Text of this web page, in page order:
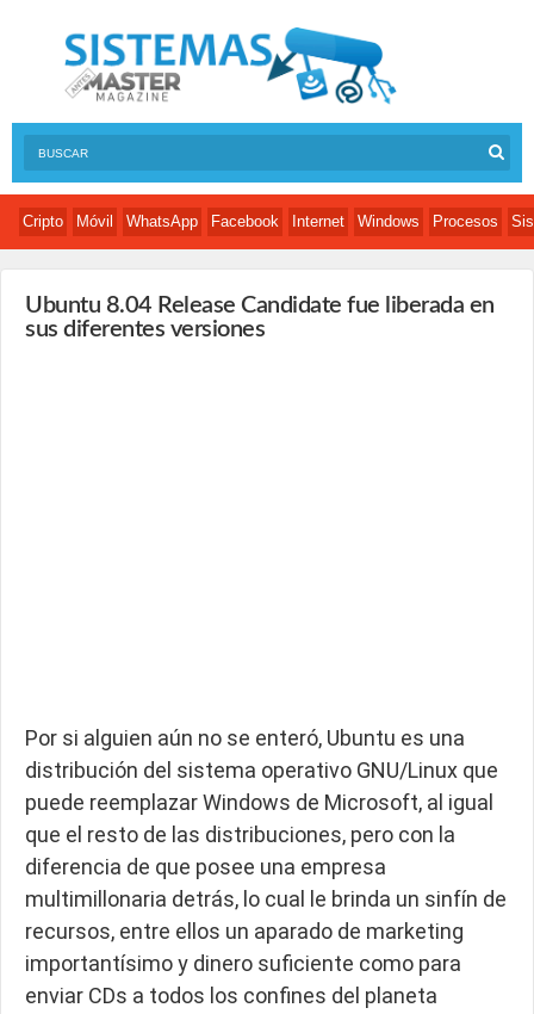
Cripto Móvil WhatsApp Facebook Internet Windows Procesos
Ubuntu 8.04 Release Candidate fue liberada en
sus diferentes versiones
Por si alguien aún no se enteró, Ubuntu es una
distribución del sistema operativo GNU/Linux que
puede reemplazar Windows de Microsoft, al igual
que el resto de las distribuciones, pero con la
diferencia de que posee una empresa
multimillonaria detrás, lo cual le brinda un sinfín de
recursos, entre ellos un aparado de marketing
importantísimo y dinero suficiente como para
enviar CDs a todos los confines del planeta